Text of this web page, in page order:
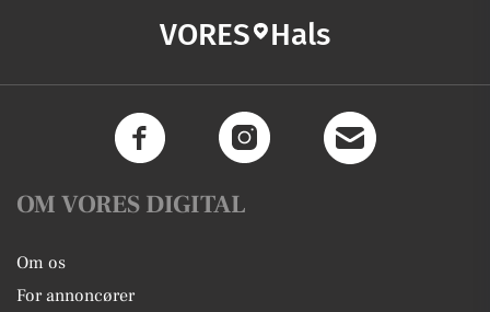
VORES Hals
OM VORES DIGITAL
Om os
For annoncører